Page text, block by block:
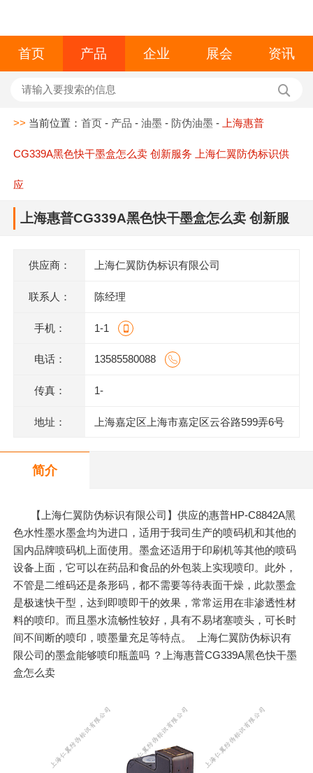
首页 产品 企业 展会 资讯
>> 当前位置：首页 - 产品 -油墨 - 防伪油墨 - 上海惠普
CG339A黑色快干墨盒怎么卖 创新服务 上海仁翼防伪标识供
应
上海惠普CG339A黑色快干墨盒怎么卖 创新服
供应商： 上海仁翼防伪标识有限公司
联系人： 陈经理
手机： 1-1
电话： 13585580088
传真： 1-
地址： 上海嘉定区上海市嘉定区云谷路599弄6号
简介
【上海仁翼防伪标识有限公司】供应的惠普HP-C8842A黑
色水性墨水墨盒均为进口，适用于我司生产的喷码机和其他的
国内品牌喷码机上面使用。墨盒还适用于印刷机等其他的喷码
设备上面，它可以在药品和食品的外包装上实现喷印。此外，
不管是二维码还是条形码，都不需要等待表面干燥，此款墨盒
是极速快干型，达到即喷即干的效果，常常运用在非渗透性材
料的喷印。而且墨水流畅性较好，具有不易堵塞喷头，可长时
间不间断的喷印，喷墨量充足等特点。 上海仁翼防伪标识有
限公司的墨盒能够喷印瓶盖吗 ？上海惠普CG339A黑色快干墨
盒怎么卖